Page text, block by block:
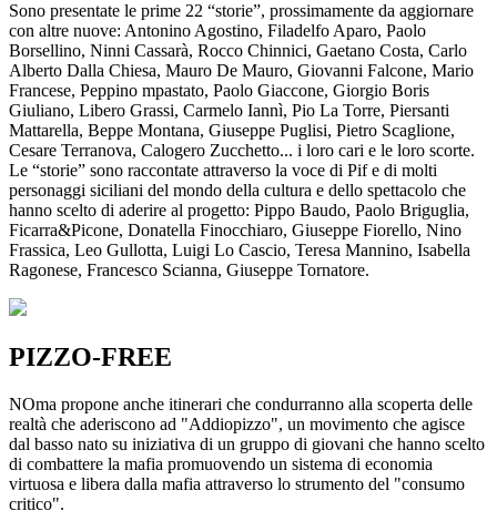
Sono presentate le prime 22 “storie”, prossimamente da aggiornare
con altre nuove: Antonino Agostino, Filadelfo Aparo, Paolo
Borsellino, Ninni Cassarà, Rocco Chinnici, Gaetano Costa, Carlo
Alberto Dalla Chiesa, Mauro De Mauro, Giovanni Falcone, Mario
Francese, Peppino mpastato, Paolo Giaccone, Giorgio Boris
Giuliano, Libero Grassi, Carmelo Iannì, Pio La Torre, Piersanti
Mattarella, Beppe Montana, Giuseppe Puglisi, Pietro Scaglione,
Cesare Terranova, Calogero Zucchetto... i loro cari e le loro scorte.
Le “storie” sono raccontate attraverso la voce di Pif e di molti
personaggi siciliani del mondo della cultura e dello spettacolo che
hanno scelto di aderire al progetto: Pippo Baudo, Paolo Briguglia,
Ficarra&Picone, Donatella Finocchiaro, Giuseppe Fiorello, Nino
Frassica, Leo Gullotta, Luigi Lo Cascio, Teresa Mannino, Isabella
Ragonese, Francesco Scianna, Giuseppe Tornatore.
PIZZO-FREE
NOma propone anche itinerari che condurranno alla scoperta delle
realtà che aderiscono ad "Addiopizzo", un movimento che agisce
dal basso nato su iniziativa di un gruppo di giovani che hanno scelto
di combattere la mafia promuovendo un sistema di economia
virtuosa e libera dalla mafia attraverso lo strumento del "consumo
critico".